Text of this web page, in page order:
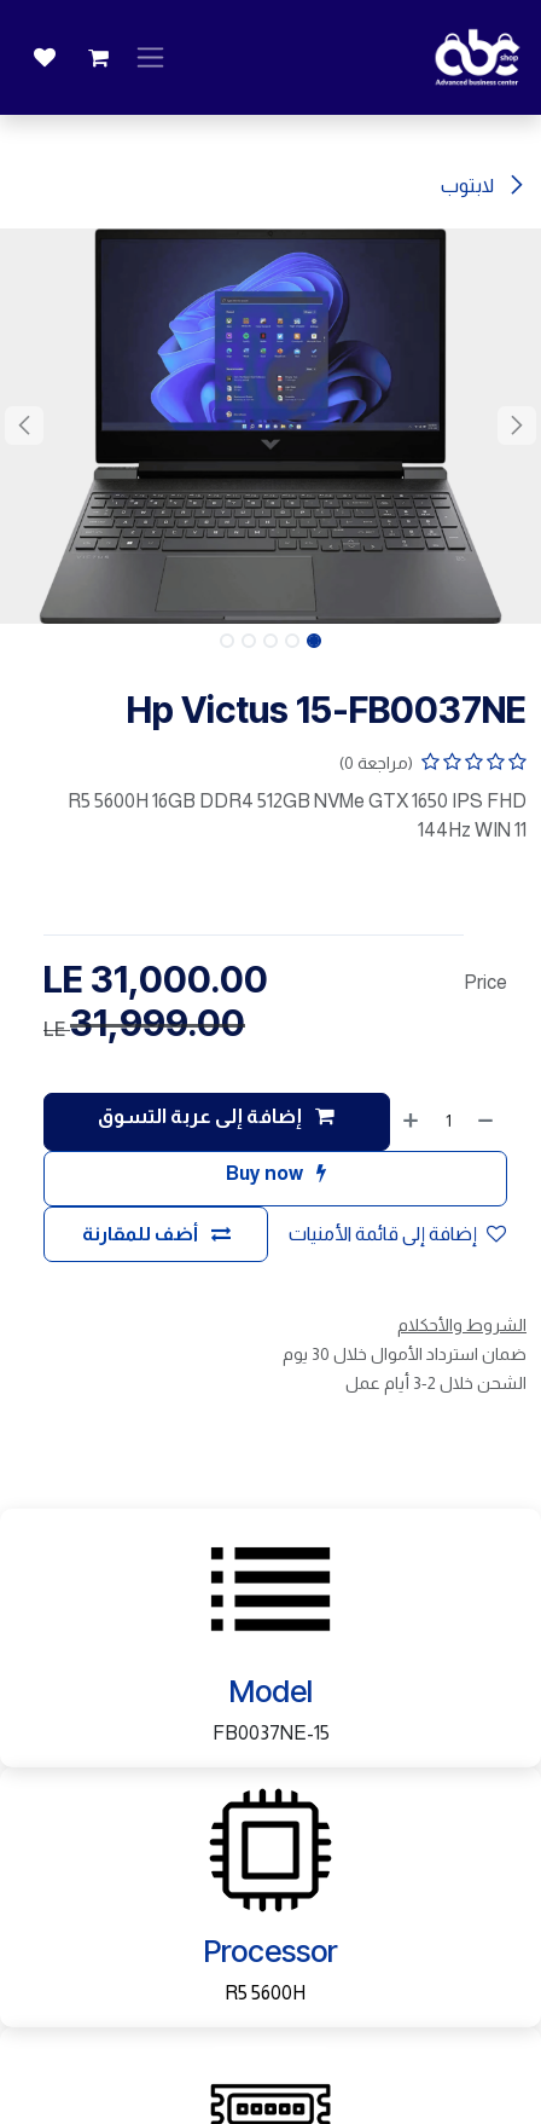
لابتوب
Hp Victus 15-FB0037NE
(مراجعة 0)
R5 5600H 16GB DDR4 512GB NVMe GTX 1650 IPS FHD
144Hz WIN 11
إضافة إلى عربة التسوق
Buy now
أضف للمقارنة إضافة إلى قائمة الأمنيات
Price
31,000.00
31,999.00
LE
الشروط والأحكلام
ضمان استرداد الأموال خلال 30 يوم
الشحن خلال 2-3 أيام عمل
Model
15-FB0037NE
Processor